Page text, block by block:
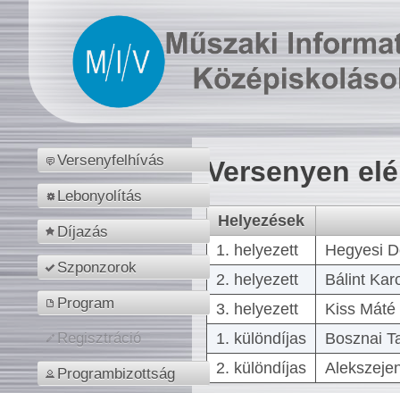
Versenyfelhívás
Lebonyolítás
Díjazás
Szponzorok
Program
Regisztráció
Programbizottság
Versenyen
Helyezések
1. helyezett
Hegyesi
2. helyezett
Bálint
3. helyezett
Kiss
1. különdíjas
Bosznai
2. különdíjas